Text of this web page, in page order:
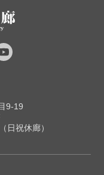
9-19
日祝休廊）